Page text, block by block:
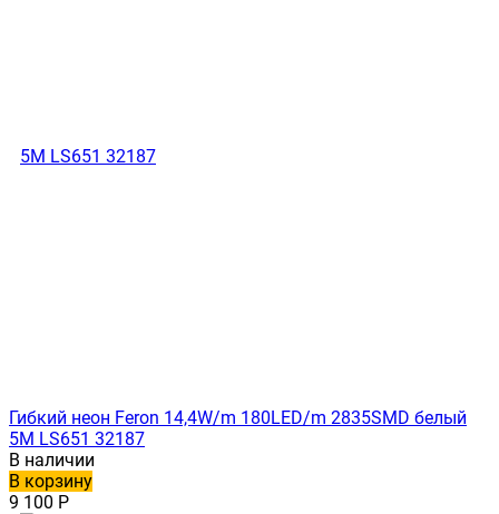
Гибкий неон Feron 14,4W/m 180LED/m 2835SMD белый
5M LS651 32187
В наличии
В корзину
9 100 Р